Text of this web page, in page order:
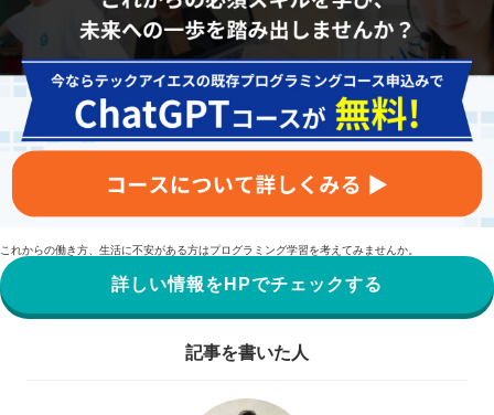
これからの働き方、生活に不安がある方はプログラミング学習を考えてみませんか。
詳しい情報をHPでチェックする
記事を書いた人